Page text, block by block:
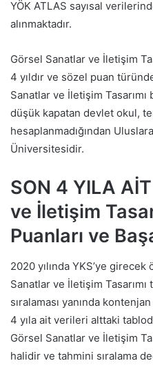
YÖK ATLAS sayısal
alınmaktadır.
Görsel Sanatlar ve İletişim
4 yıldır ve sözel puan
Sanatlar ve İletişim Tasarımı
düşük kapatan devlet okul,
hesaplanmadığından
Üniversitesidir.
SON 4 YILA
ve İletişim
Puanları ve
2020 yılında YKS’ye
Sanatlar ve İletişim Tasarımı
sıralaması yanında
4 yıla ait verileri alttaki
Görsel Sanatlar ve İletişim
halidir ve tahmini sıralama